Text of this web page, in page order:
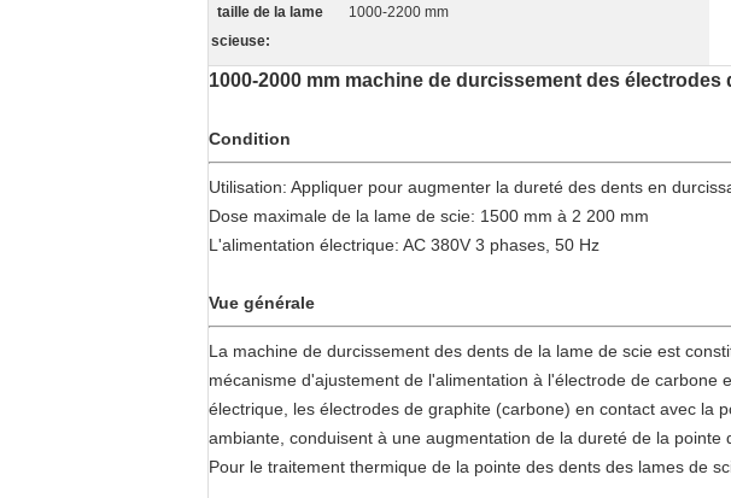
taille de la lame
scieuse:
1000-2200 mm
1000-2000 mm machine de durcissement des
Condition
Utilisation: Appliquer pour augmenter la dureté des dents en
Dose maximale de la lame de scie: 1500 mm à 2 200 mm
L'alimentation électrique: AC 380V 3 phases, 50 Hz
Vue générale
La machine de durcissement des dents de la lame de scie est
mécanisme d'ajustement de l'alimentation à l'électrode de
électrique, les électrodes de graphite (carbone) en contact avec la
ambiante, conduisent à une augmentation de la dureté de la pointe
Pour le traitement thermique de la pointe des dents des lames de